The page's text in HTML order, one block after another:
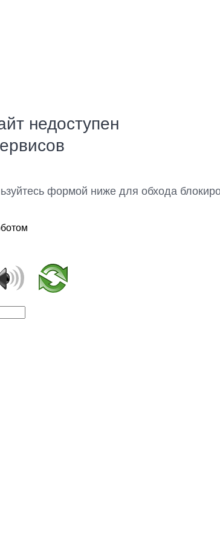
недоступен
формой ниже для обхода